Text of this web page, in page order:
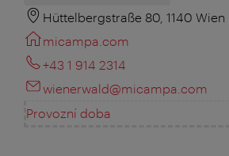
Hüttelbergstraße 80, 1140 Wien
micampa.com
+43 1 914 2314
wienerwald@micampa.com
Provozní doba